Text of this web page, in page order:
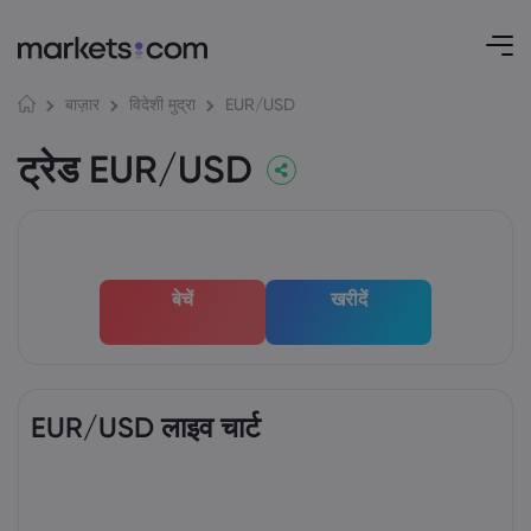
बाज़ार विदेशी मुद्रा EUR/USD
ट्रेड EUR/USD
बेचें खरीदें
EUR/USD लाइव चार्ट